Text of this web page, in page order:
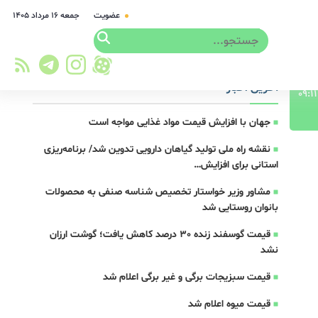
عضویت جمعه ۱۶ مرداد ۱۴۰۵
آخرین اخبار
جهان با افزایش قیمت مواد غذایی مواجه است
نقشه راه ملی تولید گیاهان دارویی تدوین شد/ برنامه‌ریزی
استانی برای افزایش…
مشاور وزیر خواستار تخصیص شناسه صنفی به محصولات
بانوان روستایی شد
قیمت گوسفند زنده 30 درصد کاهش یافت؛ گوشت ارزان
نشد
قیمت سبزیجات برگی و غیر برگی اعلام شد
قیمت میوه اعلام شد